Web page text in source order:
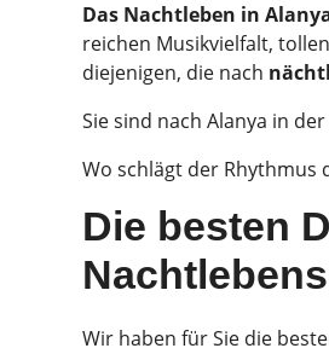
Das Nachtleben in
reichen Musikvielfalt,
diejenigen, die nach
Sie sind nach Alanya in
Wo schlägt der Rhythmus
Die besten
Wir haben für Sie die